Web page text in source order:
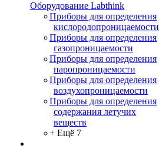
Оборудование Labthink
Приборы для определения
кислородопроницаемости
Приборы для определения
газопроницаемости
Приборы для определения
паропроницаемости
Приборы для определения
воздухопроницаемости
Приборы для определения
содержания летучих
веществ
+ Ещё 7